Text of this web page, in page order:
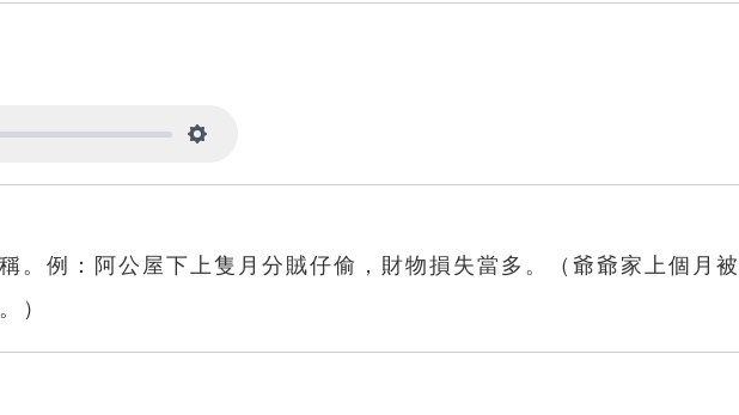
。例：阿公屋下上隻月分賊仔偷，財物損失當多。（爺爺家上個月被
）